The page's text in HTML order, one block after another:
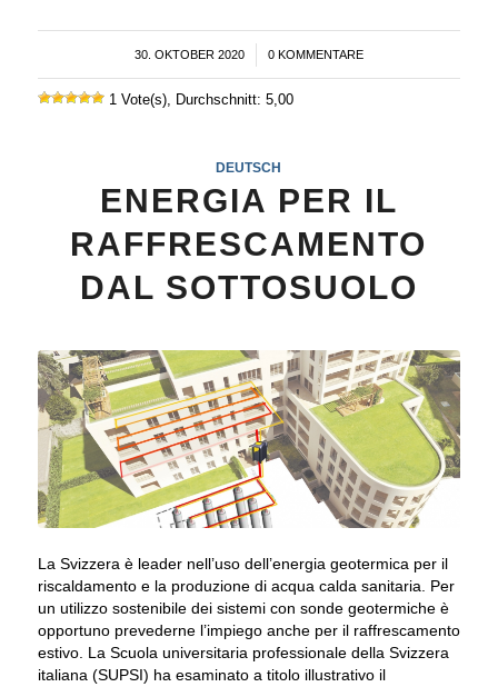
30. OKTOBER 2020
/ 0 KOMMENTARE
1 Vote(s), Durchschnitt: 5,00
DEUTSCH
ENERGIA PER IL
RAFFRESCAMENTO
DAL SOTTOSUOLO
La Svizzera è leader nell’uso dell’energia geotermica per il
riscaldamento e la produzione di acqua calda sanitaria. Per
un utilizzo sostenibile dei sistemi con sonde geotermiche è
opportuno prevederne l’impiego anche per il raffrescamento
estivo. La Scuola universitaria professionale della Svizzera
italiana (SUPSI) ha esaminato a titolo illustrativo il